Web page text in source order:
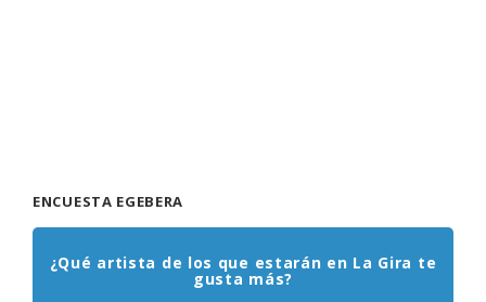
ENCUESTA EGEBERA
¿Qué artista de los que estarán en La Gira te
gusta más?